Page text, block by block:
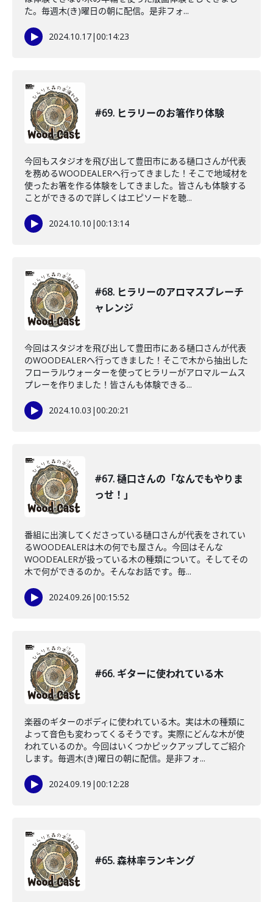
た。毎週木(き)曜日の朝に配信。是非フォ...
2024.10.17|00:14:23
#69. ヒラリーのお箸作り体験
今回もスタジオを飛び出して豊田市にある樋口さんが代表
を務めるWOODEALERへ行ってきました！そこで地域材を
使ったお箸を作る体験をしてきました。皆さんも体験する
ことができるので詳しくはエピソードを聴...
2024.10.10 |00:13:14
#68. ヒラリーのアロマスプレーチ
ャレンジ
今回はスタジオを飛び出して豊田市にある樋口さんが代表
のWOODEALERへ行ってきました！そこで木から抽出した
フローラルウォーターを使ってヒラリーがアロマルームス
プレーを作りました！皆さんも体験できる...
2024.10.03 |00:20:21
#67. 樋口さんの「なんでもやりま
っせ！」
番組に出演してくださっている樋口さんが代表をされてい
るWOODEALERは木の何でも屋さん。今回はそんな
WOODEALERが扱っている木の種類について。そしてその
木で何ができるのか。そんなお話です。毎...
2024.09.26 |00:15:52
#66. ギターに使われている木
楽器のギターのボディに使われている木。実は木の種類に
よって音色も変わってくるそうです。実際にどんな木が使
われているのか。今回はいくつかピックアップしてご紹介
します。毎週木(き)曜日の朝に配信。是非フォ...
2024.09.19 |00:12:28
#65. 森林率ランキング